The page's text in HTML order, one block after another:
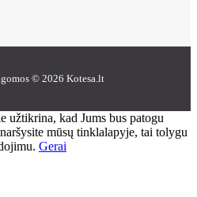
© 2026 Kotesa.lt
užtikrina, kad Jums bus patogu
mūsų tinklalapyje, tai tolygu
Gerai